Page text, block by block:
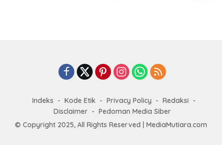
Indeks Kode Etik Privacy Policy
Redaksi
Disclaimer
Pedoman Media Siber
© Copyright 2025, All Rights Reserved | MediaMutiara.com